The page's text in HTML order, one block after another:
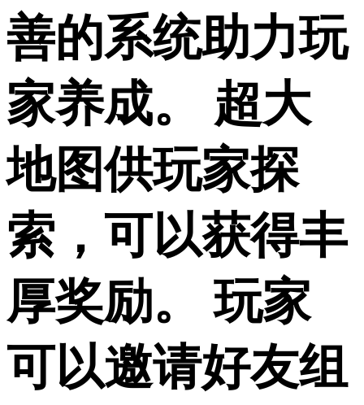
善的系统助力玩
家养成。 超大
地图供玩家探
索，可以获得丰
厚奖励。 玩家
可以邀请好友组